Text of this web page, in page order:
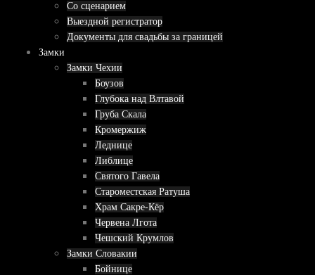
Со сценарием
Выездной регистратор
Документы для свадьбы за границей
Замки
Замки Чехии
Боузов
Глубока над Влтавой
Груба Скала
Кромержиж
Леднице
Либлице
Святого Гавела
Староместская Ратуша
Храм Сакре-Кёр
Червена Лгота
Чешский Крумлов
Замки Словакии
Бойнице